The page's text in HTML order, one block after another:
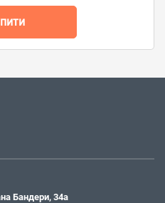
Бандери, 34а